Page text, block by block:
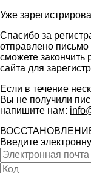
Уже
Спасибо за
отправлено
сможете закончить
сайта для
Если в течение
Вы не получили
напишите нам:
Введите